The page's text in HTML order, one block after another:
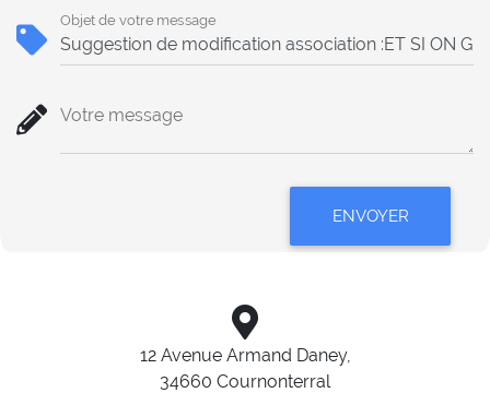
Objet de votre message
Votre message
ENVOYER
12 Avenue Armand Daney,
34660 Cournonterral